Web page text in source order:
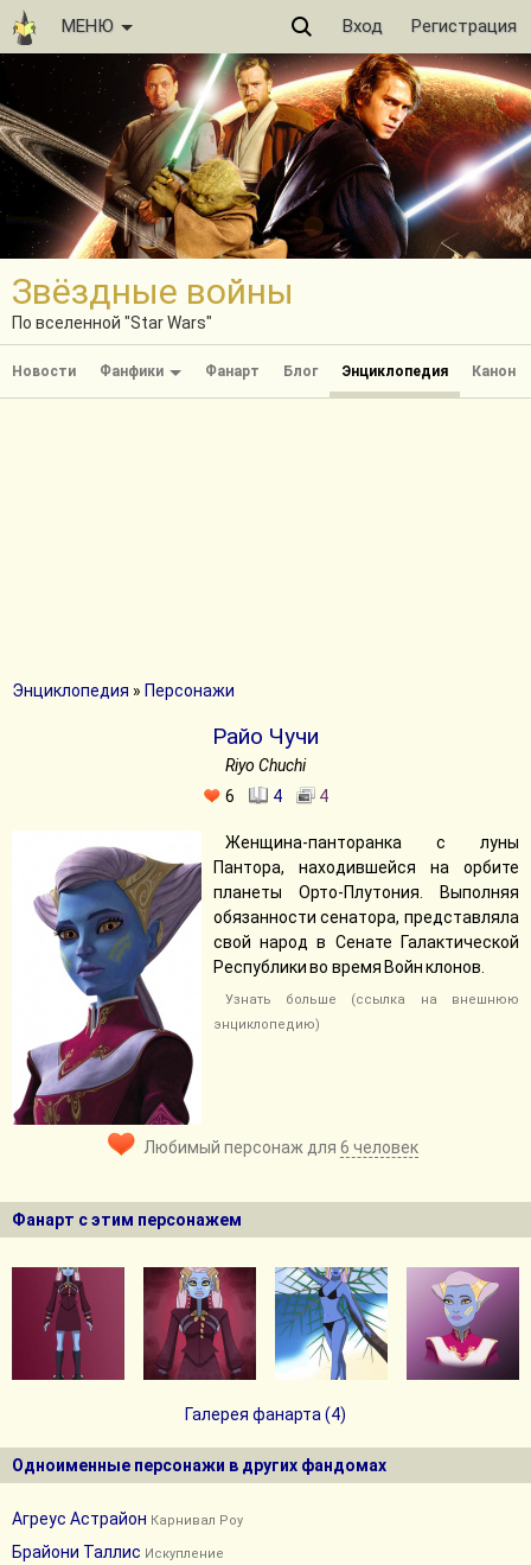
МЕНЮ Вход Регистрация
Звёздные войны
По вселенной "Star Wars"
Новости Фанфики Фанарт Блог Энциклопедия Канон
Энциклопедия » Персонажи
Райо Чучи
Riyo Chuchi
6
4 4
Женщина-панторанка с луны
Пантора, находившейся на орбите
планеты Орто-Плутония. Выполняя
обязанности сенатора, представляла
свой народ в Сенате Галактической
Республики во время Войн клонов.
Узнать больше (ссылка на внешнюю
энциклопедию)
Любимый персонаж для 6 человек
Фанарт с этим персонажем
Галерея фанарта (4)
Одноименные персонажи в других фандомах
Агреус Астрайон Карнивал Роу
Брайони Таллис Искупление